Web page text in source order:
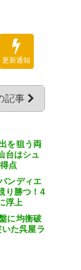
！
か
更新通知
記事
を狙う両
はシュ
点
ンディエ
り勝つ！4
浮上
に均衡破
た呉屋ラ